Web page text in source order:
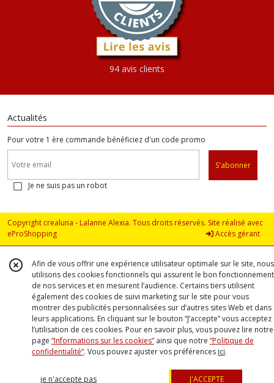
94 avis clients
Actualités
Pour votre 1 ère commande bénéficiez d'un code promo
S'abonner
Je ne suis pas un robot
Copyright crealuna - Lalanne Alexia. Tous droits réservés. Site réalisé avec
eProShopping
Accès gérant
Afin de vous offrir une expérience utilisateur optimale sur le site, nous
utilisons des cookies fonctionnels qui assurent le bon fonctionnement
de nos services et en mesurent l’audience. Certains tiers utilisent
également des cookies de suivi marketing sur le site pour vous
montrer des publicités personnalisées sur d’autres sites Web et dans
leurs applications. En cliquant sur le bouton “J’accepte” vous acceptez
l’utilisation de ces cookies. Pour en savoir plus, vous pouvez lire notre
page “Informations sur les cookies” ainsi que notre “Politique de
confidentialité“. Vous pouvez ajuster vos préférences ici.
je n'accepte pas J'ACCEPTE